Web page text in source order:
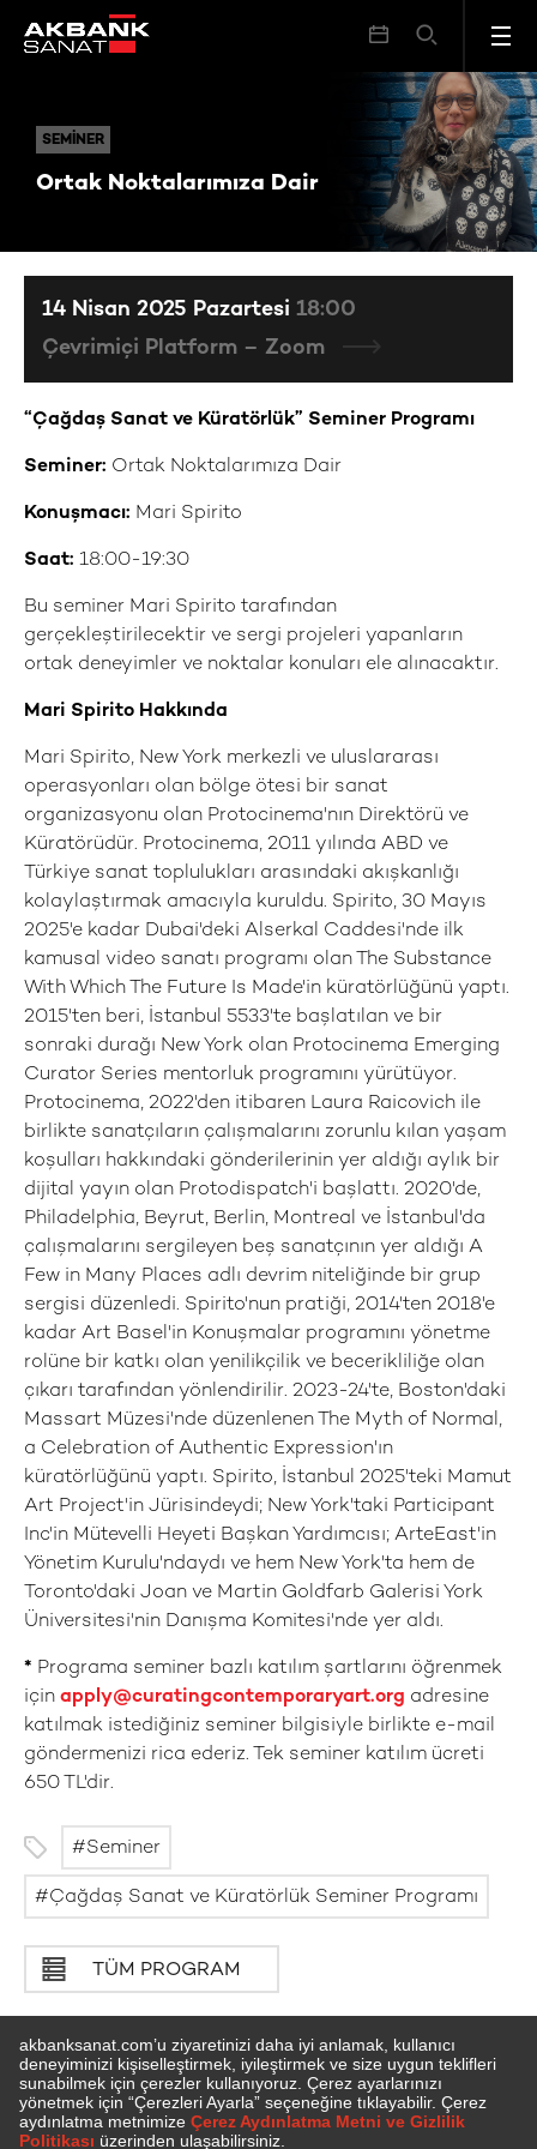
SEMINER
Ortak Noktalarımıza Dair
SEMINER Ortak Noktalarımıza Dair
“Çağdaş Sanat ve Küratörlük” Seminer Programı
Seminer: Ortak Noktalarımıza Dair
Konuşmacı: Mari Spirito
Saat: 18:00-19:30
Bu seminer Mari Spirito tarafından
gerçekleştirilecektir ve sergi projeleri yapanların
ortak deneyimler ve noktalar konuları ele alınacaktır.
Mari Spirito Hakkında
Mari Spirito, New York merkezli ve uluslararası
operasyonları olan bölge ötesi bir sanat
organizasyonu olan Protocinema'nın Direktörü ve
Küratörüdür. Protocinema, 2011 yılında ABD ve
Türkiye sanat toplulukları arasındaki akışkanlığı
kolaylaştırmak amacıyla kuruldu. Spirito, 30 Mayıs
2025'e kadar Dubai'deki Alserkal Caddesi'nde ilk
kamusal video sanatı programı olan The Substance
With Which The Future Is Made'in küratörlüğünü yaptı.
2015'ten beri, İstanbul 5533'te başlatılan ve bir
sonraki durağı New York olan Protocinema Emerging
Curator Series mentorluk programını yürütüyor.
Protocinema, 2022'den itibaren Laura Raicovich ile
birlikte sanatçıların çalışmalarını zorunlu kılan yaşam
koşulları hakkındaki gönderilerinin yer aldığı aylık bir
dijital yayın olan Protodispatch'i başlattı. 2020'de,
Philadelphia, Beyrut, Berlin, Montreal ve İstanbul'da
çalışmalarını sergileyen beş sanatçının yer aldığı A
Few in Many Places adlı devrim niteliğinde bir grup
sergisi düzenledi. Spirito'nun pratiği, 2014'ten 2018'e
kadar Art Basel'in Konuşmalar programını yönetme
rolüne bir katkı olan yenilikçilik ve becerikliliğe olan
çıkarı tarafından yönlendirilir. 2023-24'te, Boston'daki
Massart Müzesi'nde düzenlenen The Myth of Normal,
a Celebration of Authentic Expression'ın
küratörlüğünü yaptı. Spirito, İstanbul 2025'teki Mamut
Art Project'in Jürisindeydi; New York'taki Participant
Inc'in Mütevelli Heyeti Başkan Yardımcısı; ArteEast'in
Yönetim Kurulu'ndaydı ve hem New York'ta hem de
Toronto'daki Joan ve Martin Goldfarb Galerisi York
Üniversitesi'nin Danışma Komitesi'nde yer aldı.
* Programa seminer bazlı katılım şartlarını öğrenmek
için apply@curatingcontemporaryart.org adresine
katılmak istediğiniz seminer bilgisiyle birlikte e-mail
göndermenizi rica ederiz. Tek seminer katılım ücreti
650 TL'dir.
Seminer
Çağdaş Sanat ve Küratörlük Seminer Programı
TÜM PROGRAM
14 Nisan 2025 Pazartesi 18:00
Çevrimiçi Platform – Zoom